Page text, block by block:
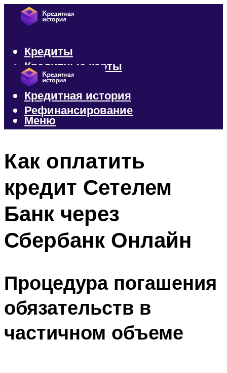
Кредиты
Кредитные карты
Микрозаймы
Кредитная история
Рефинансирование
Меню
Как оплатить
кредит Сетелем
Банк через
Сбербанк Онлайн
Процедура погашения
обязательств в
частичном объеме